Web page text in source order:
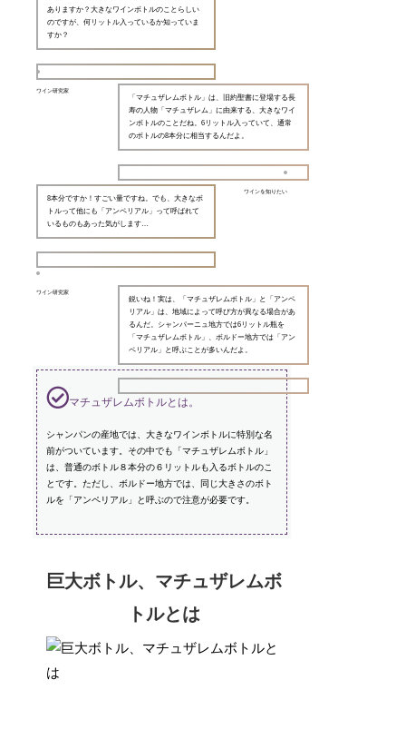
ありますか？大きなワインボトルのことらしい
のですが、何リットル入っているか知っていま
すか？
ワイン研究家
「マチュザレムボトル」は、旧約聖書に登場する長
寿の人物「マチュザレム」に由来する、大きなワイ
ンボトルのことだね。6リットル入っていて、通常
のボトルの8本分に相当するんだよ。
ワインを知りたい
8本分ですか！すごい量ですね。でも、大きなボ
トルって他にも「アンペリアル」って呼ばれて
いるものもあった気がします…
ワイン研究家
鋭いね！実は、「マチュザレムボトル」と「アンペ
リアル」は、地域によって呼び方が異なる場合があ
るんだ。シャンパーニュ地方では6リットル瓶を
「マチュザレムボトル」、ボルドー地方では「アン
ペリアル」と呼ぶことが多いんだよ。
マチュザレムボトルとは。
シャンパンの産地では、大きなワインボトルに特別な名
前がついています。その中でも「マチュザレムボトル」
は、普通のボトル８本分の６リットルも入るボトルのこ
とです。ただし、ボルドー地方では、同じ大きさのボト
ルを「アンペリアル」と呼ぶので注意が必要です。
巨大ボトル、マチュザレムボ
トルとは